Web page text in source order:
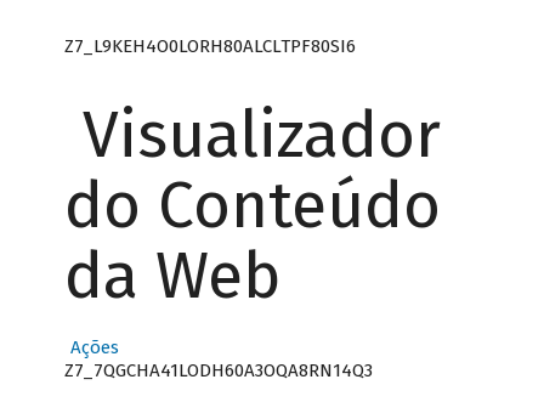
Z7_L9KEH4O0LORH80ALCLTPF80SI6
Visualizador
do Conteúdo
da Web
Ações
Z7_7QGCHA41LODH60A3OQA8RN14Q3